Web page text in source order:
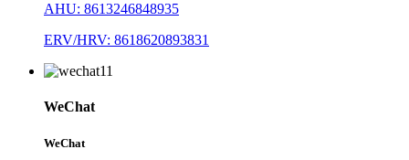
AHU: 8613246848935
ERV/HRV: 8618620893831
WeChat
WeChat